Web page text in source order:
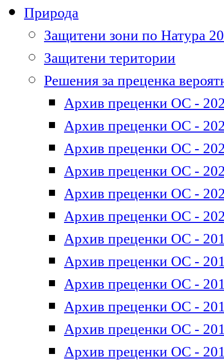
Природа
Защитени зони по Натура
Защитени територии
Решения за преценка
Архив преценки ОС -
Архив преценки ОС -
Архив преценки ОС -
Архив преценки ОС -
Архив преценки ОС -
Архив преценки ОС -
Архив преценки ОС -
Архив преценки ОС -
Архив преценки ОС -
Архив преценки ОС -
Архив преценки ОС -
Архив преценки ОС -